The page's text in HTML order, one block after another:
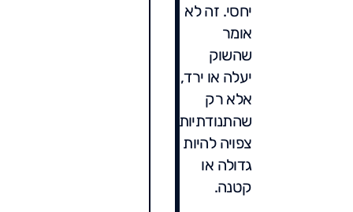
יחסי. זה לא
אומר
שהשוק
יעלה או ירד,
אלא רק
שהתנודתיות
צפויה להיות
גדולה או
קטנה.